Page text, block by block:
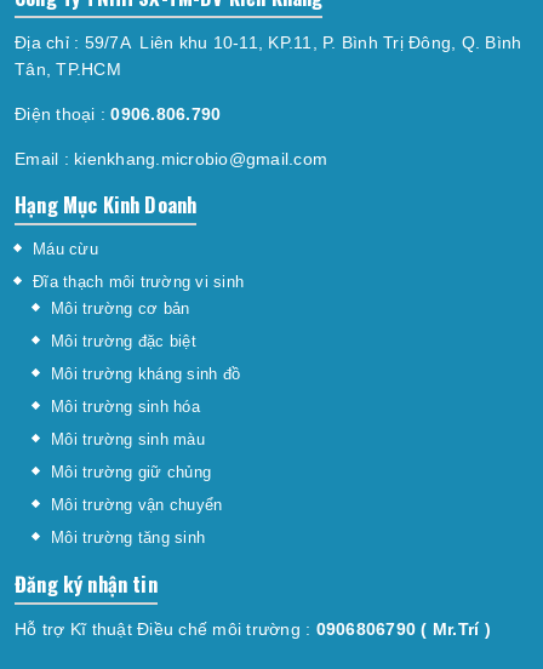
Địa chỉ : 59/7A Liên khu 10-11, KP.11, P. Bình Trị Đông, Q. Bình
Tân, TP.HCM
Điện thoại : 0906.806.790
Email : kienkhang.microbio@gmail.com
Hạng Mục Kinh Doanh
Máu cừu
Đĩa thạch môi trường vi sinh
Môi trường cơ bản
Môi trường đặc biệt
Môi trường kháng sinh đồ
Môi trường sinh hóa
Môi trường sinh màu
Môi trường giữ chủng
Môi trường vận chuyển
Môi trường tăng sinh
Đăng ký nhận tin
Hỗ trợ Kĩ thuật Điều chế môi trường : 0906806790 ( Mr.Trí )